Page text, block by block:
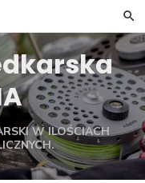
W ILOŚCIACH